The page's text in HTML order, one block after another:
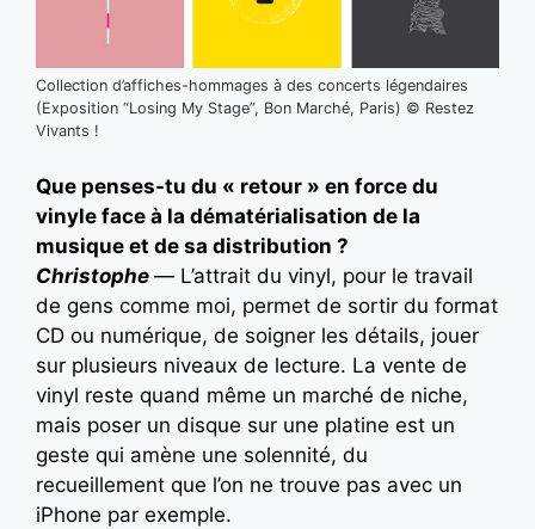
Collection d’affiches-hommages à des concerts légendaires
(Exposition “Losing My Stage”, Bon Marché, Paris) © Restez
Vivants !
Que penses-tu du « retour » en force du
vinyle face à la dématérialisation de la
musique et de sa distribution ?
Christophe —L’attrait du vinyl, pour le travail
de gens comme moi, permet de sortir du format
CD ou numérique, de soigner les détails, jouer
sur plusieurs niveaux de lecture. La vente de
vinyl reste quand même un marché de niche,
mais poser un disque sur une platine est un
geste qui amène une solennité, du
recueillement que l’on ne trouve pas avec un
iPhone par exemple.